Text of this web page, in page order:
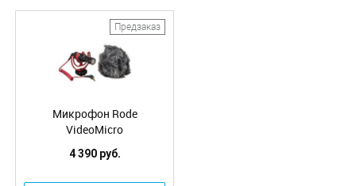
Предзаказ
Микрофон Rode
VideoMicro
4 390 руб.